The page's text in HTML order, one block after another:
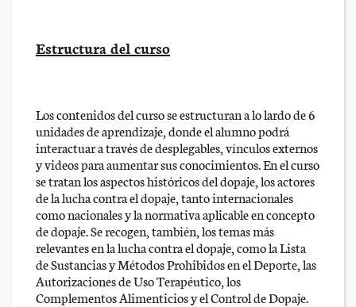
Estructura del curso
Los contenidos del curso se estructuran a lo lardo de 6
unidades de aprendizaje, donde el alumno podrá
interactuar a través de desplegables, vínculos externos
y videos para aumentar sus conocimientos. En el curso
se tratan los aspectos históricos del dopaje, los actores
de la lucha contra el dopaje, tanto internacionales
como nacionales y la normativa aplicable en concepto
de dopaje. Se recogen, también, los temas más
relevantes en la lucha contra el dopaje, como la Lista
de Sustancias y Métodos Prohibidos en el Deporte, las
Autorizaciones de Uso Terapéutico, los
Complementos Alimenticios y el Control de Dopaje.